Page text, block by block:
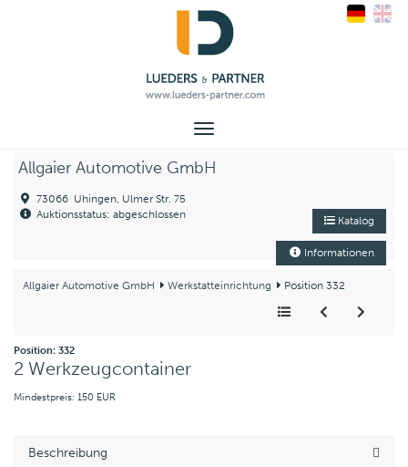
Toggle
Allgaier Automotive GmbH
73066 Uhingen, Ulmer Str. 75
Auktionsstatus: abgeschlossen
Katalog
Informationen
Allgaier Automotive GmbH Werkstatteinrichtung Position 332
Position: 332
2 Werkzeugcontainer
Mindestpreis: 150 EUR
Beschreibung